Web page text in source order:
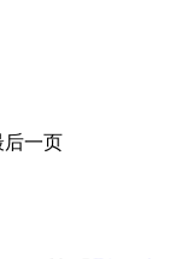
后一页